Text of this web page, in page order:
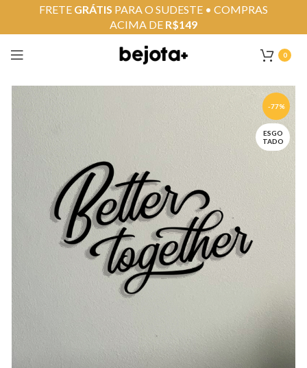
0
-77%
ESGO
TADO
FRETE GRÁTIS PARA O SUDESTE • COMPRAS
ACIMA DE R$149